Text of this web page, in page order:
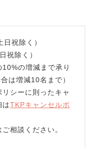
祝除く）
祝除く）
の増減まで承り
は増減10名まで）
シーに則ったキャ
はTKPキャンセルポ
相談ください。